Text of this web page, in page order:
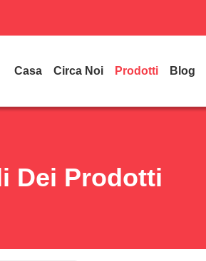
Casa Circa Noi Prodotti Blog
Dei Prodotti